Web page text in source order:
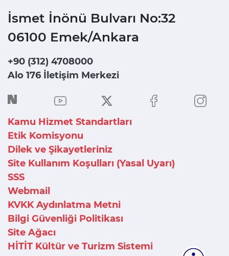
İsmet İnönü Bulvarı No:32
06100 Emek/Ankara
+90 (312) 4708000
Alo 176 İletişim Merkezi
Kamu Hizmet Standartları
Etik Komisyonu
Dilek ve Şikayetleriniz
Site Kullanım Koşulları (Yasal Uyarı)
SSS
Webmail
KVKK Aydınlatma Metni
Bilgi Güvenliği Politikası
Site Ağacı
HİTİT Kültür ve Turizm Sistemi